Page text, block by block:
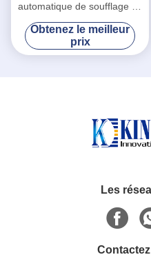
automatique de soufflage de
corps creux, machine servo
de soufflage de corps creux
de baril chimique
Obtenez le meilleur
prix
Les